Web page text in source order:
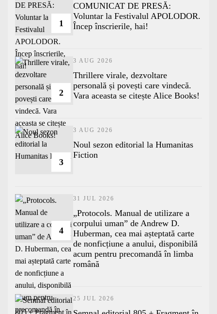
1
COMUNICAT DE PRESĂ:
Voluntar la Festivalul APOLODOR.
Încep înscrierile, hai!
2
3 AUG 2026
Thrillere virale, dezvoltare
personală și povești care vindecă.
Vara aceasta se citește Alice Books!
3
3 AUG 2026
​Noul sezon editorial la Humanitas
Fiction
4
31 JUL 2026
„Protocols. Manual de utilizare a
corpului uman” de Andrew D.
Huberman, cea mai așteptată carte
de nonficțiune a anului, disponibilă
acum pentru precomandă în limba
română
25 JUL 2026